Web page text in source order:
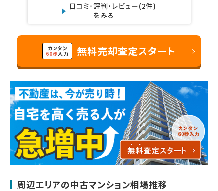
口コミ・評判・レビュー
をみる
(2件)
カンタン
60秒入力 無料売却査定スタート
周辺エリアの中古マンション相場推移